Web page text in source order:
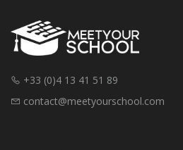
+33 (0)4 13 41 51 89
contact@meetyourschool.com